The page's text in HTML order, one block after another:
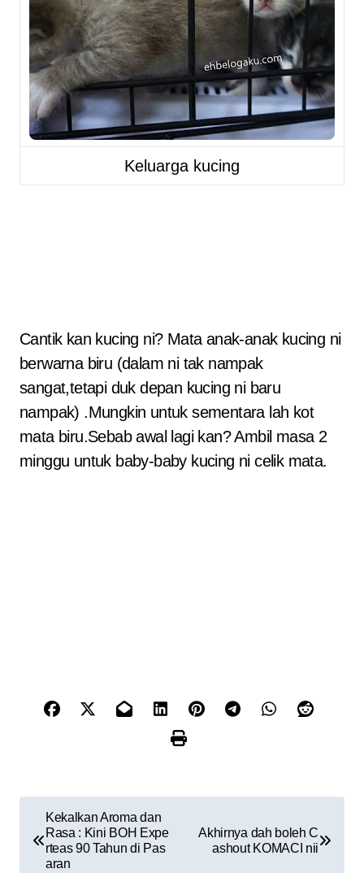
Keluarga kucing
Cantik kan kucing ni? Mata anak-anak kucing ni
berwarna biru (dalam ni tak nampak
sangat,tetapi duk depan kucing ni baru
nampak) .Mungkin untuk sementara lah kot
mata biru.Sebab awal lagi kan? Ambil masa 2
minggu untuk baby-baby kucing ni celik mata.
o
Kekalkan Aroma dan
Rasa : Kini BOH Expe
rteas 90 Tahun di Pas
aran
Akhirnya dah boleh C
ashout KOMACI nii